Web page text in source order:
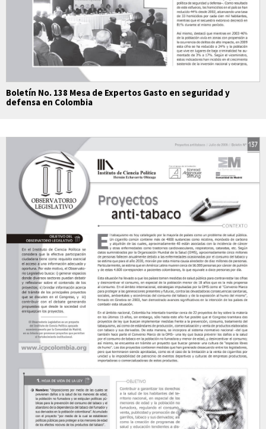
Boletín No. 138 Mesa de Expertos Gasto en seguridad y
defensa en Colombia